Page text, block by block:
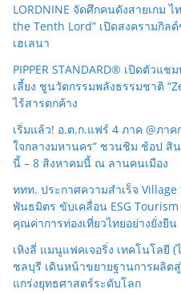
LORDNINE จัดศึกคนดังสายเกม
the Tenth Lord” เปิดสงครามกิล
เฮเลนา
PIPPER STANDARD® เปิดตัวแ
เลี้ยง ชูนวัตกรรมพลังธรรมชาติ
ไร้สารตกค้าง
เริ่มแล้ว! อ.ต.ก.แฟร์ 4 ภาค @ภา
ใจกลางมหานคร” ชวนชิม ช้อป สิ
นี้ – 8 สิงหาคมนี้ ณ ลานคนเมือง
ททท. ประกาศความสำเร็จ
พันธมิตร ขับเคลื่อน ESG
คุณค่าการท่องเที่ยวไทยอย่างยั่งยืน
เหิงลี่ แมนูแฟคเจอริ่ง เทคโนโลยี
ชลบุรี เดินหน้าขยายฐานการผลิตสู่
แกร่งยุทธศาสตร์ระดับโลก